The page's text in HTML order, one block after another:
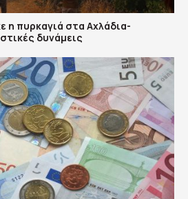
η πυρκαγιά στα Αχλάδια-
δυνάμεις